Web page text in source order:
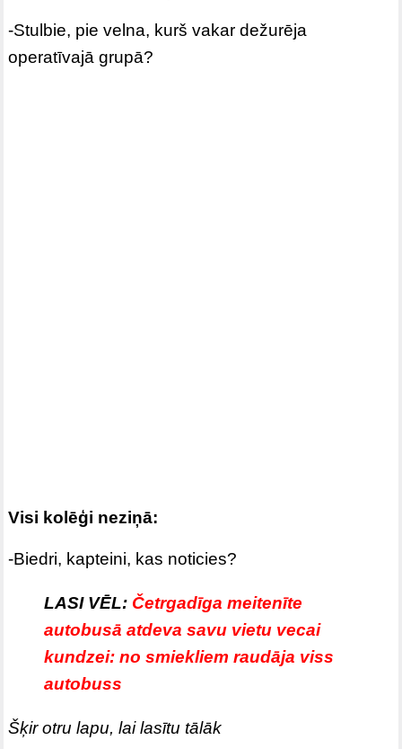
-Stulbie, pie velna, kurš vakar dežurēja
operatīvajā grupā?
Visi kolēģi neziņā:
-Biedri, kapteini, kas noticies?
LASI VĒL: Četrgadīga meitenīte
autobusā atdeva savu vietu vecai
kundzei: no smiekliem raudāja viss
autobuss
Šķir otru lapu, lai lasītu tālāk